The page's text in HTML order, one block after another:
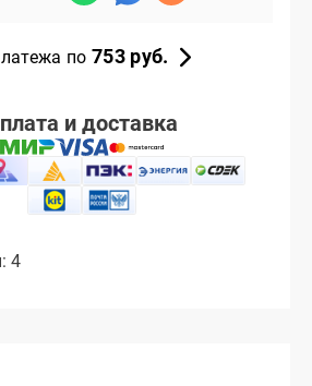
по 753 руб.
и доставка
4